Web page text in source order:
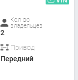
Кол-во
владельцев
2
Привод
Передний